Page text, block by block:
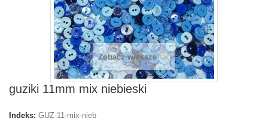
Zobacz większe
guziki 11mm mix niebieski
Indeks: GUZ-11-mix-nieb